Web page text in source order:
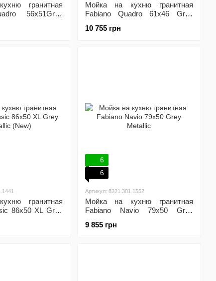
гранитная
56x51Grey
Мойка на кухню гранитная
Fabiano Quadro 61x46 Grey
10 755 грн
гранитная
86x50 XL Grey
6
6
Артикул: 8221.301.1552
Мойка на кухню гранитная
Fabiano Navio 79x50 Grey
9 855 грн